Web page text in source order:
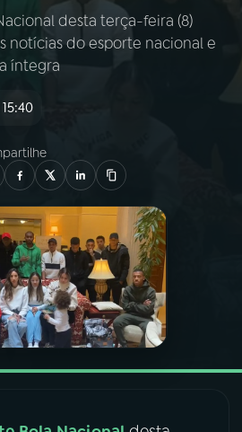
desta terça-feira (8)
notícias do esporte nacional e
íntegra